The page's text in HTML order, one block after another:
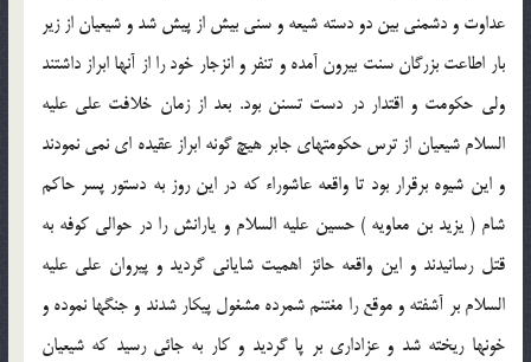
عداوت و دشمنى بين دو دسته شيعه و سنى بيش از پيش شد و شيعيان از زير
بار اطاعت بزرگان سنت بيرون آمده و تنفر و انزجار خود را از آنها ابراز داشتند
ولى حكومت و اقتدار در دست تسنن بود. بعد از زمان خلافت على عليه
السلام شيعيان از ترس حكومتهاى جابر هيچ گونه ابراز عقيده اى نمى نمودند
و اين شيوه برقرار بود تا واقعه عاشوراء كه در اين روز به دستور پسر حاكم
شام ( يزيد بن معاويه ) حسين عليه السلام و يارانش را در حوالى كوفه به
قتل رسانيدند و اين واقعه حائز اهميت شايانى گرديد و پيروان على عليه
السلام بر آشفته و موقع را مغتنم شمرده مشغول پيكار شدند و جنگها نموده و
خونها ريخته شد و عزادارى بر پا گرديد و كار به جائى رسيد كه شيعيان